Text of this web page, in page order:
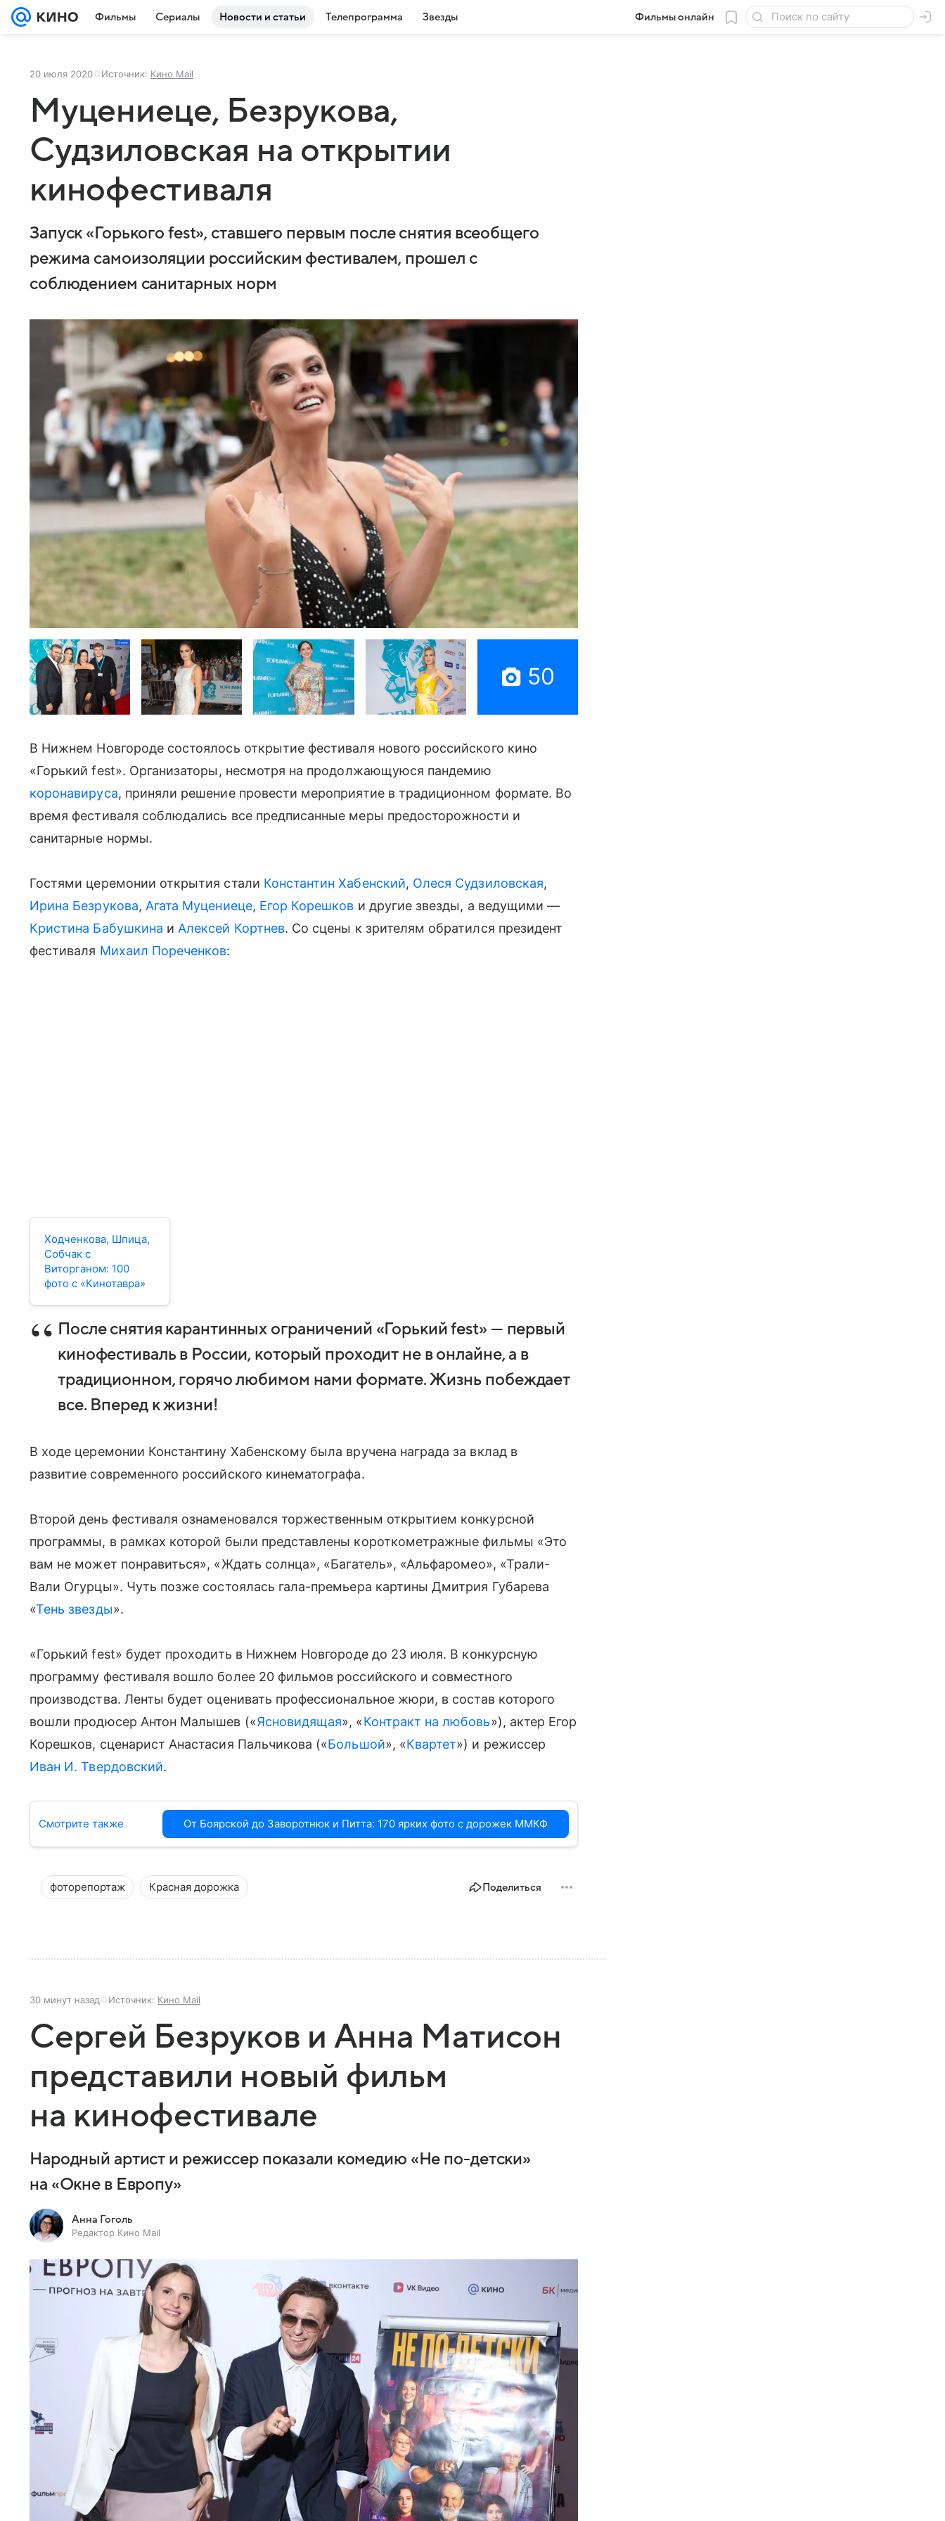
Фильмы Сериалы Новости и статьи Телепрограмма Звезды Фильмы онлайн
20 июля 2020 Источник: Кино Mail
Муцениеце, Безрукова,
Судзиловская на открытии
кинофестиваля
Запуск «Горького fest», ставшего первым после снятия всеобщего
режима самоизоляции российским фестивалем, прошел с
соблюдением санитарных норм
50
В Нижнем Новгороде состоялось открытие фестиваля нового российского кино
«Горький fest». Организаторы, несмотря на продолжающуюся пандемию
коронавируса, приняли решение провести мероприятие в традиционном формате. Во
время фестиваля соблюдались все предписанные меры предосторожности и
санитарные нормы.
Гостями церемонии открытия стали Константин Хабенский, Олеся Судзиловская,
Ирина Безрукова, Агата Муцениеце, Егор Корешков и другие звезды, а ведущими —
Кристина Бабушкина и Алексей Кортнев. Со сцены к зрителям обратился президент
фестиваля Михаил Пореченков:
Ходченкова, Шпица,
Собчак с
Виторганом: 100
фото с «Кинотавра»
После снятия карантинных ограничений «Горький fest» — первый
кинофестиваль в России, который проходит не в онлайне, а в
традиционном, горячо любимом нами формате. Жизнь побеждает
все. Вперед к жизни!
В ходе церемонии Константину Хабенскому была вручена награда за вклад в
развитие современного российского кинематографа.
Второй день фестиваля ознаменовался торжественным открытием конкурсной
программы, в рамках которой были представлены короткометражные фильмы «Это
вам не может понравиться», «Ждать солнца», «Багатель», «Альфаромео», «Трали-
Вали Огурцы». Чуть позже состоялась гала-премьера картины Дмитрия Губарева
«Тень звезды».
«Горький fest» будет проходить в Нижнем Новгороде до 23 июля. В конкурсную
программу фестиваля вошло более 20 фильмов российского и совместного
производства. Ленты будет оценивать профессиональное жюри, в состав которого
вошли продюсер Антон Малышев («Ясновидящая», «Контракт на любовь»), актер Егор
Корешков, сценарист Анастасия Пальчикова («Большой», «Квартет») и режиссер
Иван И. Твердовский.
Смотрите также От Боярской до Заворотнюк и Питта: 170 ярких фото c дорожек ММКФ
фоторепортаж Красная дорожка Поделиться
30 минут назад Источник: Кино Mail
Сергей Безруков и Анна Матисон
представили новый фильм
на кинофестивале
Народный артист и режиссер показали комедию «Не по-детски»
на «Окне в Европу»
Анна Гоголь
Редактор Кино Mail